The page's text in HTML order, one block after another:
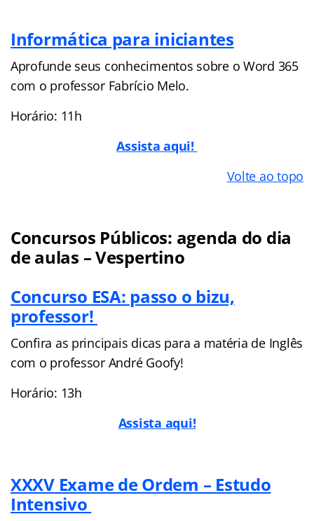
Informática para iniciantes
Aprofunde seus conhecimentos sobre o Word 365
com o professor Fabrício Melo.
Horário: 11h
Assista aqui!
Volte ao topo
Concursos Públicos: agenda do dia
de aulas – Vespertino
Concurso ESA: passo o bizu,
professor!
Confira as principais dicas para a matéria de Inglês
com o professor André Goofy!
Horário: 13h
Assista aqui!
XXXV Exame de Ordem – Estudo
Intensivo